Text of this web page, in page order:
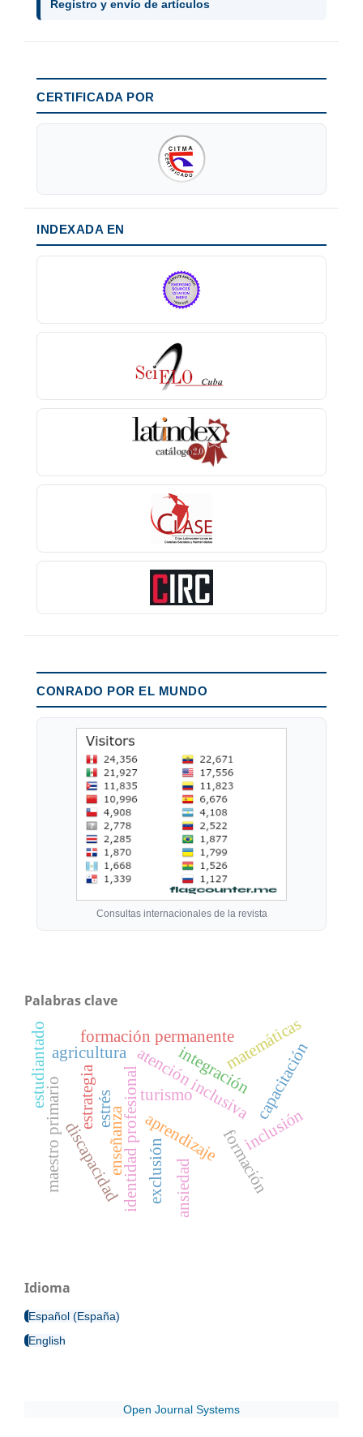
Registro y envío de artículos
CERTIFICADA POR
INDEXADA EN
CONRADO POR EL MUNDO
Consultas internacionales de la revista
Palabras clave
formación
atención inclusiva
identidad profesional
enseñanza aprendizaje inclusión
exclusión
discapacidad
capacitación
estrés
ansiedad
formación permanente
maestro primario
agricultura
turismointegración
estrategia
matemáticas
estudiantado
Idioma
Español (España)
English
Open Journal Systems